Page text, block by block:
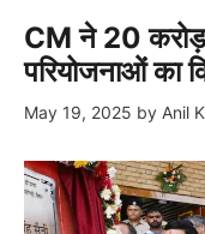
CM ने 20 करोड़
परियोजनाओं का
May 19, 2025 by Anil